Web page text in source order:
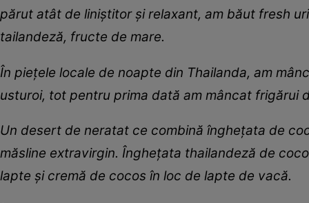
părut atât de liniștitor și relaxant, am băut fresh
tailandeză, fructe de mare.
În piețele locale de noapte din Thailanda, am
usturoi, tot pentru prima dată am mâncat frigărui
Un desert de neratat ce combină înghețata de
măsline extravirgin. Înghețata thailandeză de
lapte și cremă de cocos în loc de lapte de vacă.